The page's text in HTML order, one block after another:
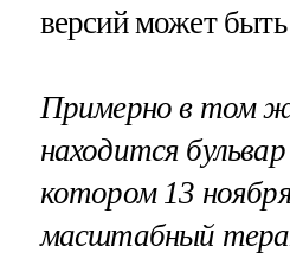
версий может быть
Примерно в том
находится
котором 13
масштабный